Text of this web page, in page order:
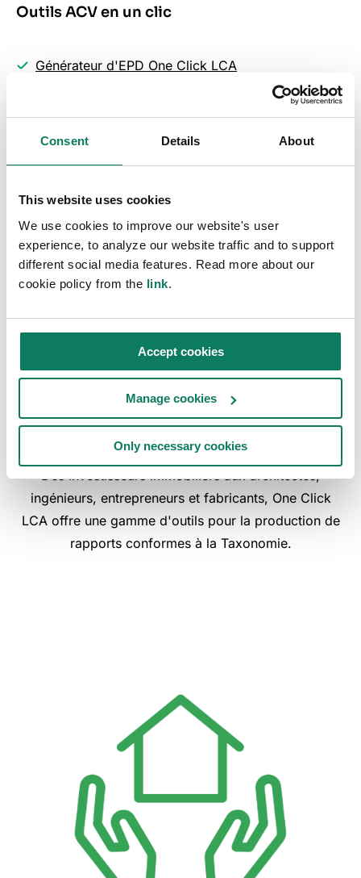
Consent Details About
This website uses cookies
We use cookies to improve our website's user
experience, to analyze our website traffic and to support
different social media features. Read more about our
cookie policy from the link.
Accept cookies
Manage cookies
Only necessary cookies
Outils ACV en un clic
Générateur d'EPD One Click LCA
Click LCA pour les
rapports sur la
taxonomie ?
Des investisseurs immobiliers aux architectes,
ingénieurs, entrepreneurs et fabricants, One Click
LCA offre une gamme d'outils pour la production de
rapports conformes à la Taxonomie.